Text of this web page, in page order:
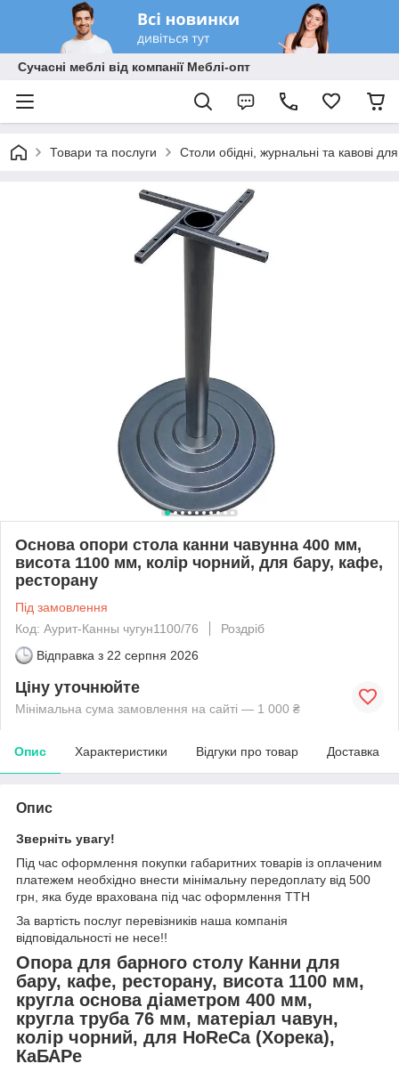
Сучасні меблі від компанії Меблі-опт
Товари та послуги Столи обідні, журнальні та кавові
Основа опори стола канни чавунна 400 мм,
висота 1100 мм, колір чорний, для бару, кафе,
ресторану
Під замовлення
Код: Аурит-Канны чугун1100/76
Роздріб
Відправка з 22 серпня 2026
Ціну уточнюйте
Мінімальна сума замовлення на сайті — 1 000 ₴
Опис Характеристики Відгуки про товар Доставка
Опис
Зверніть увагу!
Під час оформлення покупки габаритних товарів із оплаченим
платежем необхідно внести мінімальну передоплату від 500
грн, яка буде врахована під час оформлення ТТН
За вартість послуг перевізників наша компанія
відповідальності не несе!!
Опора для барного столу Канни для
бару, кафе, ресторану, висота 1100 мм,
кругла основа діаметром 400 мм,
кругла труба 76 мм, матеріал чавун,
колір чорний, для HoReCa (Хорека),
КаБАРе